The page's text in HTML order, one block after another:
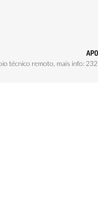
técnico remoto, mais info: